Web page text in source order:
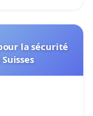
la sécurité